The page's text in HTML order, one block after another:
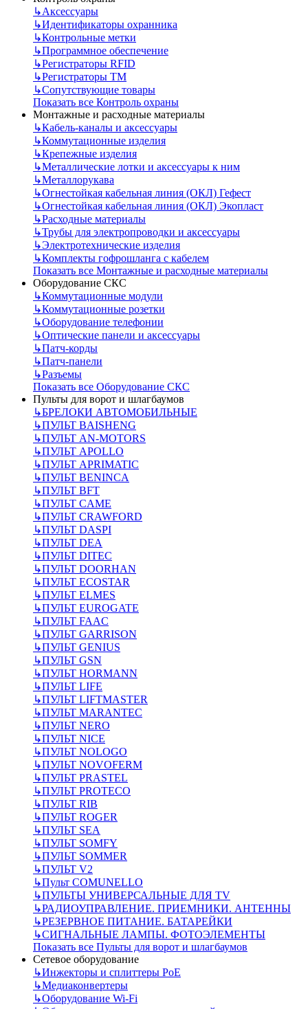
↳Аксессуары
↳Идентификаторы охранника
↳Контрольные метки
↳Программное обеспечение
↳Регистраторы RFID
↳Регистраторы ТМ
↳Сопутствующие товары
Показать все Контроль охраны
Монтажные и расходные материалы
↳Кабель-каналы и аксессуары
↳Коммутационные изделия
↳Крепежные изделия
↳Металлические лотки и аксессуары к ним
↳Металлорукава
↳Огнестойкая кабельная линия (ОКЛ) Гефест
↳Огнестойкая кабельная линия (ОКЛ) Экопласт
↳Расходные материалы
↳Трубы для электропроводки и аксессуары
↳Электротехнические изделия
↳Комплекты гофрошланга с кабелем
Показать все Монтажные и расходные материалы
Оборудование СКС
↳Коммутационные модули
↳Коммутационные розетки
↳Оборудование телефонии
↳Оптические панели и аксессуары
↳Патч-корды
↳Патч-панели
↳Разъемы
Показать все Оборудование СКС
Пульты для ворот и шлагбаумов
↳БРЕЛОКИ АВТОМОБИЛЬНЫЕ
↳ПУЛЬТ BAISHENG
↳ПУЛЬТ AN-MOTORS
↳ПУЛЬТ APOLLO
↳ПУЛЬТ APRIMATIC
↳ПУЛЬТ BENINCA
↳ПУЛЬТ BFT
↳ПУЛЬТ CAME
↳ПУЛЬТ CRAWFORD
↳ПУЛЬТ DASPI
↳ПУЛЬТ DEA
↳ПУЛЬТ DITEC
↳ПУЛЬТ DOORHAN
↳ПУЛЬТ ECOSTAR
↳ПУЛЬТ ELMES
↳ПУЛЬТ EUROGATE
↳ПУЛЬТ FAAC
↳ПУЛЬТ GARRISON
↳ПУЛЬТ GENIUS
↳ПУЛЬТ GSN
↳ПУЛЬТ HORMANN
↳ПУЛЬТ LIFE
↳ПУЛЬТ LIFTMASTER
↳ПУЛЬТ MARANTEC
↳ПУЛЬТ NERO
↳ПУЛЬТ NICE
↳ПУЛЬТ NOLOGO
↳ПУЛЬТ NOVOFERM
↳ПУЛЬТ PRASTEL
↳ПУЛЬТ PROTECO
↳ПУЛЬТ RIB
↳ПУЛЬТ ROGER
↳ПУЛЬТ SEA
↳ПУЛЬТ SOMFY
↳ПУЛЬТ SOMMER
↳ПУЛЬТ V2
↳Пульт СOMUNELLO
↳ПУЛЬТЫ УНИВЕРСАЛЬНЫЕ ДЛЯ TV
↳РАДИОУПРАВЛЕНИЕ. ПРИЕМНИКИ. АНТЕННЫ
↳РЕЗЕРВНОЕ ПИТАНИЕ. БАТАРЕЙКИ
↳СИГНАЛЬНЫЕ ЛАМПЫ. ФОТОЭЛЕМЕНТЫ
Показать все Пульты для ворот и шлагбаумов
Сетевое оборудование
↳Инжекторы и сплиттеры РоЕ
↳Медиаконвертеры
↳Оборудование Wi-Fi